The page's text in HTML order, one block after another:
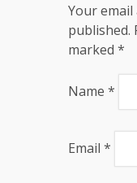
Your
published.
marked *
Name *
Email *